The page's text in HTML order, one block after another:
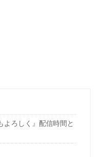
よろしく』配信時間と